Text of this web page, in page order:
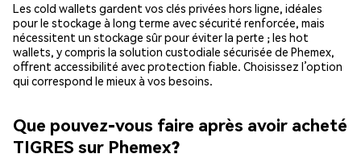
Les cold wallets gardent vos clés privées hors ligne, idéales
pour le stockage à long terme avec sécurité renforcée, mais
nécessitent un stockage sûr pour éviter la perte ; les hot
wallets, y compris la solution custodiale sécurisée de Phemex,
offrent accessibilité avec protection fiable. Choisissez l’option
qui correspond le mieux à vos besoins.
Que pouvez-vous faire après avoir acheté
TIGRES sur Phemex?